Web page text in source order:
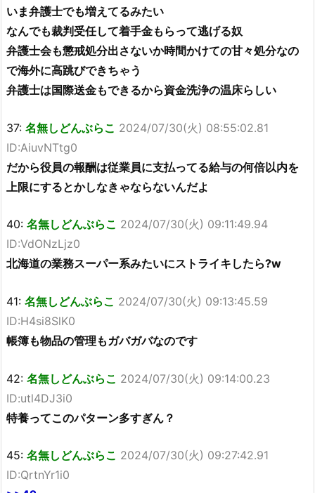
いま弁護士でも増えてるみたい
なんでも裁判受任して着手金もらって逃げる奴
弁護士会も懲戒処分出さないか時間かけての甘々処分なの
で海外に高跳びできちゃう
弁護士は国際送金もできるから資金洗浄の温床らしい
37: 名無しどんぶらこ 2024/07/30(火) 08:55:02.81
ID:AiuvNTtg0
だから役員の報酬は従業員に支払ってる給与の何倍以内を
上限にするとかしなきゃならないんだよ
40: 名無しどんぶらこ 2024/07/30(火) 09:11:49.94
ID:VdONzLjz0
北海道の業務スーパー系みたいにストライキしたら?w
41: 名無しどんぶらこ 2024/07/30(火) 09:13:45.59
ID:H4si8SlK0
帳簿も物品の管理もガバガバなのです
42: 名無しどんぶらこ 2024/07/30(火) 09:14:00.23
ID:utl4DJ3i0
特養ってこのパターン多すぎん？
45: 名無しどんぶらこ 2024/07/30(火) 09:27:42.91
ID:QrtnYr1i0